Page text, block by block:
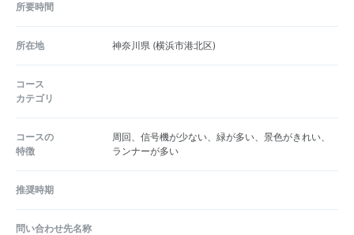
所要時間
所在地 神奈川県 (横浜市港北区)
コース
カテゴリ
コースの
特徴
周回、信号機が少ない、緑が多い、景色がきれい、
ランナーが多い
推奨時期
問い合わせ先名称